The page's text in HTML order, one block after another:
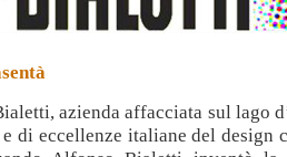
azienda affacciata sul lago
di eccellenze italiane del design